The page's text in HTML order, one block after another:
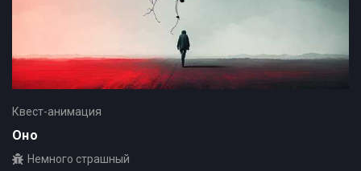
Квест-анимация
Оно
Немного страшный